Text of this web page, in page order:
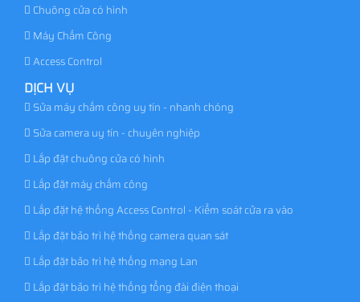
Chuông cửa có hình
Máy Chấm Công
Access Control
DỊCH VỤ
Sửa máy chấm công uy tín - nhanh chóng
Sửa camera uy tín - chuyên nghiệp
Lắp đặt chuông cửa có hình
Lắp đặt máy chấm công
Lắp đặt hệ thống Access Control - Kiểm soát cửa ra vào
Lắp đặt bảo trì hệ thống camera quan sát
Lắp đặt bảo trì hệ thống mạng Lan
Lắp đặt bảo trì hệ thống tổng đài điện thoại